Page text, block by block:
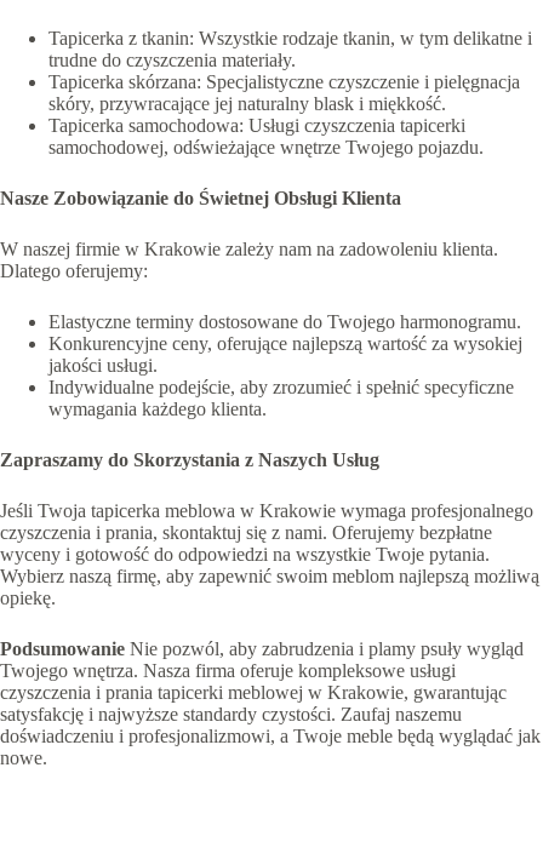
Tapicerka z tkanin: Wszystkie rodzaje tkanin, w tym delikatne i
trudne do czyszczenia materiały.
Tapicerka skórzana: Specjalistyczne czyszczenie i pielęgnacja
skóry, przywracające jej naturalny blask i miękkość.
Tapicerka samochodowa: Usługi czyszczenia tapicerki
samochodowej, odświeżające wnętrze Twojego pojazdu.
Nasze Zobowiązanie do Świetnej Obsługi Klienta
W naszej firmie w Krakowie zależy nam na zadowoleniu klienta.
Dlatego oferujemy:
Elastyczne terminy dostosowane do Twojego harmonogramu.
Konkurencyjne ceny, oferujące najlepszą wartość za wysokiej
jakości usługi.
Indywidualne podejście, aby zrozumieć i spełnić specyficzne
wymagania każdego klienta.
Zapraszamy do Skorzystania z Naszych Usług
Jeśli Twoja tapicerka meblowa w Krakowie wymaga profesjonalnego
czyszczenia i prania, skontaktuj się z nami. Oferujemy bezpłatne
wyceny i gotowość do odpowiedzi na wszystkie Twoje pytania.
Wybierz naszą firmę, aby zapewnić swoim meblom najlepszą możliwą
opiekę.
Podsumowanie Nie pozwól, aby zabrudzenia i plamy psuły wygląd
Twojego wnętrza. Nasza firma oferuje kompleksowe usługi
czyszczenia i prania tapicerki meblowej w Krakowie, gwarantując
satysfakcję i najwyższe standardy czystości. Zaufaj naszemu
doświadczeniu i profesjonalizmowi, a Twoje meble będą wyglądać jak
nowe.